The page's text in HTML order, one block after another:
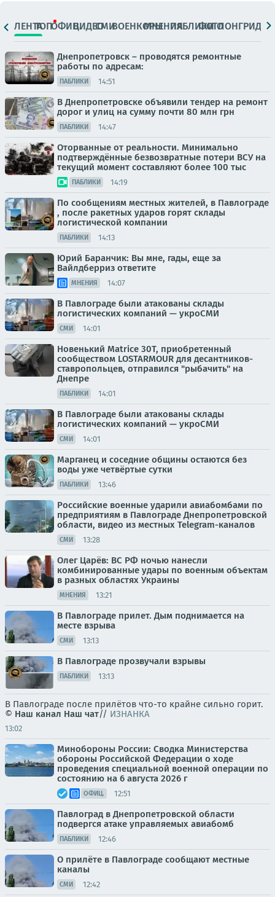
ЛЕНТАТОПОФИЦ.ВИДЕОСМИВОЕНКОРЫМНЕНИЯПАБЛИКИ
ФОТОЛОНГРИДЫ
Днепропетровск – проводятся ремонтные
работы по адресам:
ПАБЛИКИ 14:51
В Днепропетровске объявили тендер на ремонт
дорог и улиц на сумму почти 80 млн грн
ПАБЛИКИ 14:47
Оторванные от реальности. Минимально
подтверждённые безвозвратные потери ВСУ на
текущий момент составляют более 100 тыс
ПАБЛИКИ 14:19
По сообщениям местных жителей, в Павлограде
, после ракетных ударов горят склады
логистической компании
ПАБЛИКИ 14:13
Юрий Баранчик: Вы мне, гады, еще за
Вайлдберриз ответите
МНЕНИЯ 14:07
В Павлограде были атакованы склады
логистических компаний — укроСМИ
СМИ 14:01
Новенький Matrice 30T, приобретенный
сообществом LOSTARMOUR для десантников-
ставропольцев, отправился "рыбачить" на
Днепре
ПАБЛИКИ 14:01
В Павлограде были атакованы склады
логистических компаний — укроСМИ
СМИ 14:01
Марганец и соседние общины остаются без
воды уже четвёртые сутки
ПАБЛИКИ 13:46
Российские военные ударили авиабомбами по
предприятиям в Павлограде Днепропетровской
области, видео из местных Telegram-каналов
СМИ 13:28
Олег Царёв: ВС РФ ночью нанесли
комбинированные удары по военным объектам
в разных областях Украины
МНЕНИЯ 13:21
В Павлограде прилет. Дым поднимается на
месте взрыва
СМИ 13:13
В Павлограде прозвучали взрывы
ПАБЛИКИ 13:13
В Павлограде после прилётов что-то крайне сильно горит.
© Наш канал Наш чат// ИЗНАНКА
13:02
Минобороны России: Сводка Министерства
обороны Российской Федерации о ходе
проведения специальной военной операции по
состоянию на 6 августа 2026 г
ОФИЦ. 12:51
Павлоград в Днепропетровской области
подвергся атаке управляемых авиабомб
ПАБЛИКИ 12:46
О прилёте в Павлограде сообщают местные
каналы
СМИ 12:42